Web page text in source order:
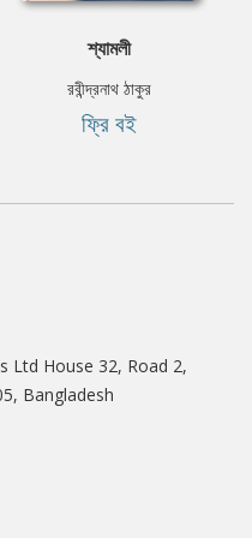
শ্যামলী
রবীন্দ্রনাথ ঠাকুর
ফ্রি বই
Ltd House 32, Road 2,
Bangladesh